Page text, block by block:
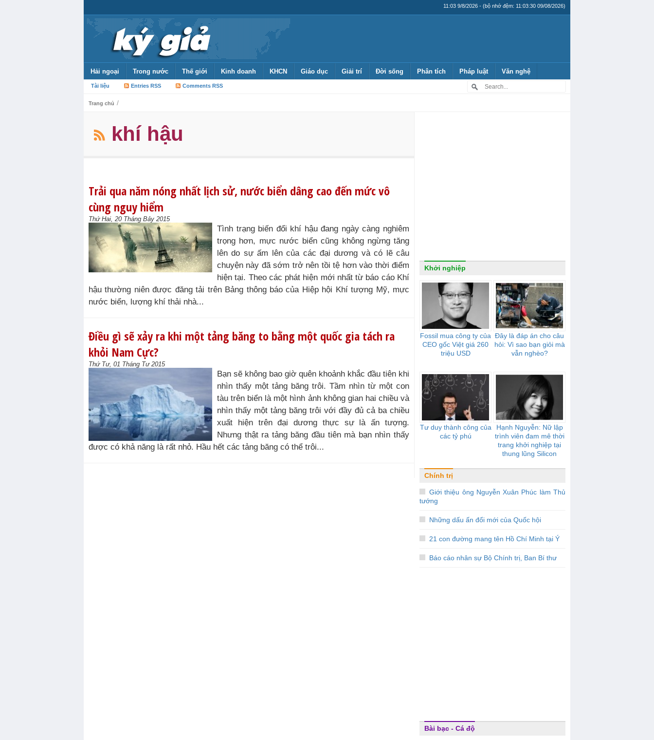
11:03 9/8/2026 - (bộ nhớ đệm: 11:03:30 09/08/2026)
Hải ngoại Trong nước Thế giới Kinh doanh KHCN Giáo dục Giải trí Đời sống Phân tích Pháp luật Văn nghệ
Tài liệu Entries RSS Comments RSS
Trang chủ /
khí hậu
Trải qua năm nóng nhất lịch sử, nước biển dâng cao đến mức vô
cùng nguy hiểm
Thứ Hai, 20 Tháng Bảy 2015
Tình trạng biến đổi khí hậu đang ngày càng nghiêm
trọng hơn, mực nước biển cũng không ngừng tăng
lên do sự ấm lên của các đại dương và có lẽ câu
chuyện này đã sớm trở nên tồi tệ hơn vào thời điểm
hiện tại. Theo các phát hiện mới nhất từ báo cáo Khí
hậu thường niên được đăng tải trên Bảng thông báo của Hiệp hội Khí tượng Mỹ, mực
nước biển, lượng khí thải nhà...
Điều gì sẽ xảy ra khi một tảng băng to bằng một quốc gia tách ra
khỏi Nam Cực?
Thứ Tư, 01 Tháng Tư 2015
Bạn sẽ không bao giờ quên khoảnh khắc đầu tiên khi
nhìn thấy một tảng băng trôi. Tầm nhìn từ một con
tàu trên biển là một hình ảnh không gian hai chiều và
nhìn thấy một tảng băng trôi với đầy đủ cả ba chiều
xuất hiện trên đại dương thực sự là ấn tượng.
Nhưng thật ra tảng băng đầu tiên mà bạn nhìn thấy
được có khả năng là rất nhỏ. Hầu hết các tảng băng có thể trôi...
Khởi nghiệp
Fossil mua công ty của
CEO gốc Việt giá 260
triệu USD
Đây là đáp án cho câu
hỏi: Vì sao bạn giỏi mà
vẫn nghèo?
Tư duy thành công của
các tỷ phú
Hạnh Nguyễn: Nữ lập
trình viên đam mê thời
trang khởi nghiệp tại
thung lũng Silicon
Chính trị
Giới thiệu ông Nguyễn Xuân Phúc làm Thủ
tướng
Những dấu ấn đổi mới của Quốc hội
21 con đường mang tên Hồ Chí Minh tại Ý
Báo cáo nhân sự Bộ Chính trị, Ban Bí thư
Bài bạc - Cá độ